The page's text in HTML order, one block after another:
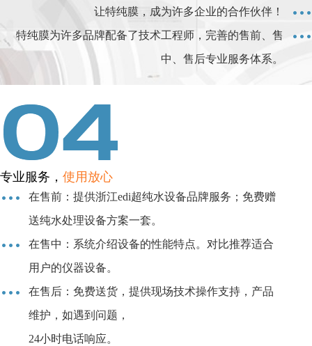
让特纯膜，成为许多企业的合作伙伴！
特纯膜为许多品牌配备了技术工程师，完善的售前、售
中、售后专业服务体系。
专业服务， 使用放心
在售前：提供浙江edi超纯水设备品牌服务；免费赠
送纯水处理设备方案一套。
在售中：系统介绍设备的性能特点。对比推荐适合
用户的仪器设备。
在售后：免费送货，提供现场技术操作支持，产品
维护，如遇到问题，
24小时电话响应。